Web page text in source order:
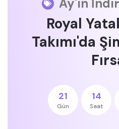
Ay'ın
Royal
Takımı'da
21
Gün
14
Saat